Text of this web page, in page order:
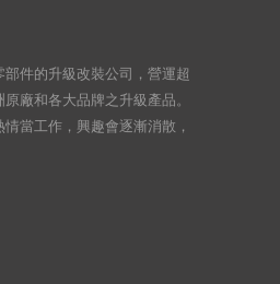
件的升級改裝公司，營運超
廠和各大品牌之升級產品。
當工作，興趣會逐漸消散，